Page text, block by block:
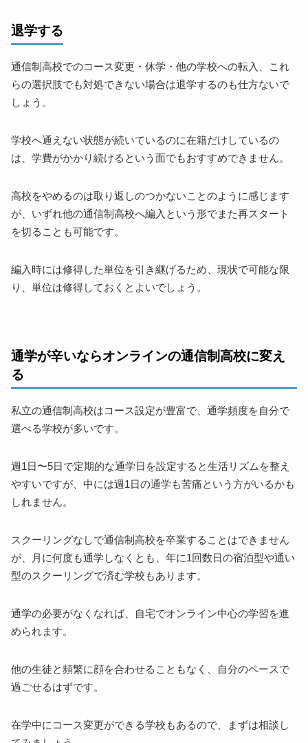
退学する
通信制高校でのコース変更・休学・他の学校への転入、これ
らの選択肢でも対処できない場合は退学するのも仕方ないで
しょう。
学校へ通えない状態が続いているのに在籍だけしているの
は、学費がかかり続けるという面でもおすすめできません。
高校をやめるのは取り返しのつかないことのように感じます
が、いずれ他の通信制高校へ編入という形でまた再スタート
を切ることも可能です。
編入時には修得した単位を引き継げるため、現状で可能な限
り、単位は修得しておくとよいでしょう。
通学が辛いならオンラインの通信制高校に変え
る
私立の通信制高校はコース設定が豊富で、通学頻度を自分で
選べる学校が多いです。
週1日〜5日で定期的な通学日を設定すると生活リズムを整え
やすいですが、中には週1日の通学も苦痛という方がいるかも
しれません。
スクーリングなしで通信制高校を卒業することはできません
が、月に何度も通学しなくとも、年に1回数日の宿泊型や通い
型のスクーリングで済む学校もあります。
通学の必要がなくなれば、自宅でオンライン中心の学習を進
められます。
他の生徒と頻繁に顔を合わせることもなく、自分のペースで
過ごせるはずです。
在学中にコース変更ができる学校もあるので、まずは相談し